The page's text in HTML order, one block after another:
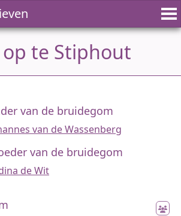
te Stiphout
van de bruidegom
van de Wassenberg
van de bruidegom
de Wit